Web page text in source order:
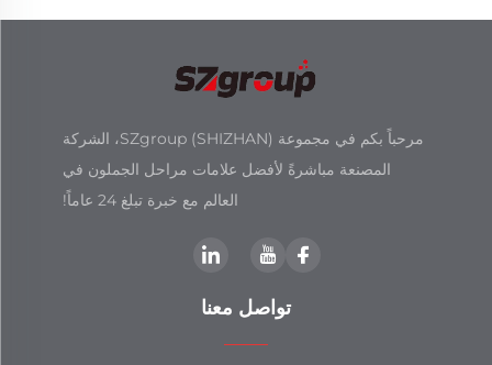
مرحباً بكم في مجموعة SZgroup (SHIZHAN)، الشركة
المصنعة مباشرةً لأفضل علامات مراحل الجملون في
العالم مع خبرة تبلغ 24 عاماً!
تواصل معنا